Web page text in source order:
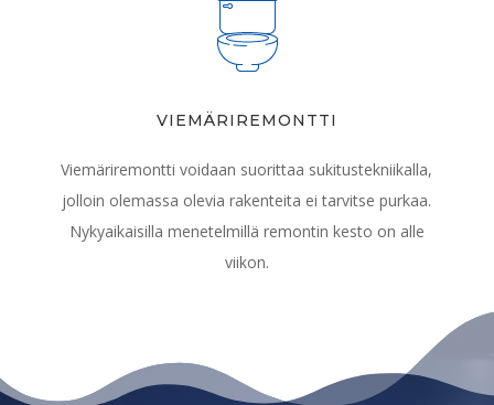
VIEMÄRIREMONTTI
Viemäriremontti voidaan suorittaa sukitustekniikalla,
jolloin olemassa olevia rakenteita ei tarvitse purkaa.
Nykyaikaisilla menetelmillä remontin kesto on alle
viikon.